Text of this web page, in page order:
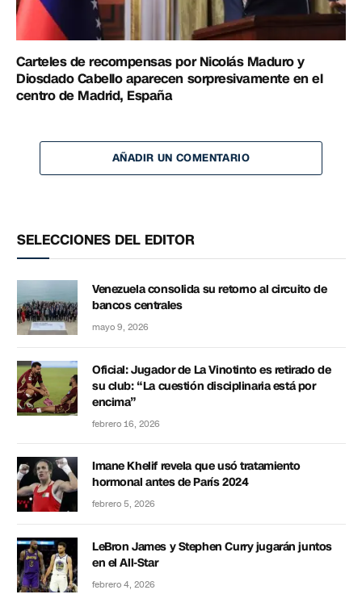
Carteles de recompensas por Nicolás Maduro y
Diosdado Cabello aparecen sorpresivamente en el
centro de Madrid, España
AÑADIR UN COMENTARIO
SELECCIONES DEL EDITOR
Venezuela consolida su retorno al circuito de
bancos centrales
mayo 9, 2026
Oficial: Jugador de La Vinotinto es retirado de
su club: “La cuestión disciplinaria está por
encima”
febrero 16, 2026
Imane Khelif revela que usó tratamiento
hormonal antes de París 2024
febrero 5, 2026
LeBron James y Stephen Curry jugarán juntos
en el All-Star
febrero 4, 2026